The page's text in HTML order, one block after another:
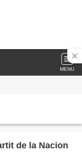
MENU
de la Nacion